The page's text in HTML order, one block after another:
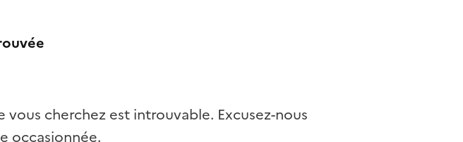
vous cherchez est introuvable. Excusez-nous
occasionnée.